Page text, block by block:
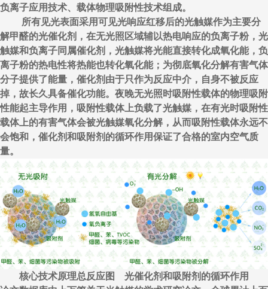
负离子应用技术、载体物理吸附性技术组成。
所有见光表面采用可见光响应红移后的光触媒作为主要分
解甲醛的光催化剂，在无光照区域辅以热电响应的负离子粉，光
触媒和负离子同属催化剂，光触媒将光能直接转化成氧化能，负
离子粉的热电性将热能也转化氧化能；为彻底氧化分解有害气体
分子提供了能量，催化剂由于只作为反应中介，自身不被反应
掉，故长久具备催化功能。夜晚无光照时吸附性载体的物理吸附
性能起主导作用，吸附性载体上负载了光触媒，在有光时吸附性
载体上的有害气体会被光触媒氧化分解，从而吸附性载体永远不
会饱和，催化剂和吸附剂的循环作用保证了合格的室内空气质
量。
核心技术原理总反应图 光催化剂和吸附剂的循环作用